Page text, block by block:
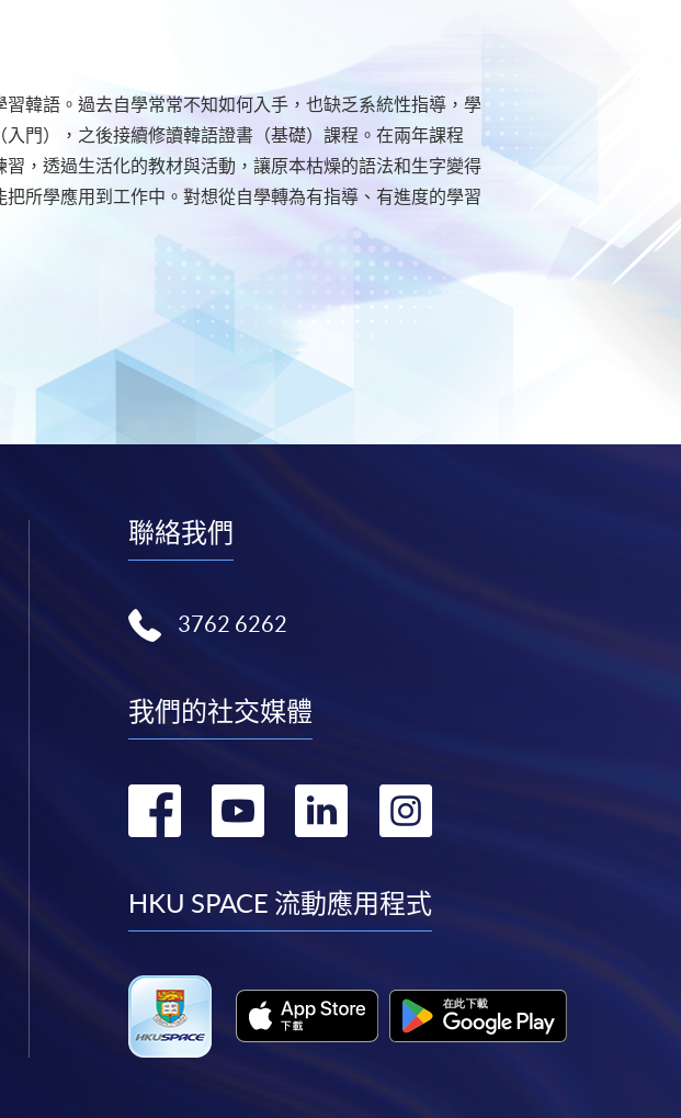
韓語。過去自學常常不知如何入手，也缺乏系統性指導，學
門），之後接續修讀韓語證書（基礎）課程。在兩年課程
，透過生活化的教材與活動，讓原本枯燥的語法和生字變得
所學應用到工作中。對想從自學轉為有指導、有進度的學習
聯絡我們
3762 6262
我們的社交媒體
轉
facebook
轉
youtube
轉
linkedin
轉
instagram
HKU SPACE 流動應用程式